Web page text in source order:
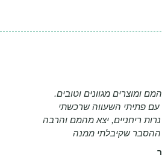
ומוצרים מגוונים וטובים.
עם פתיתי השעווה שרכשתי
ריחניים, יצא מהמם והרבה
ההסבר שקיבלתי ממנה